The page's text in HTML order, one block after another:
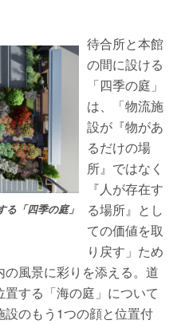
「四季の庭」
待合所と本館
の間に設ける
「四季の庭」
は、「物流施
設が『物があ
るだけの場
所』ではなく
『人が存在す
る場所』とし
ての価値を取
り戻す」ため
風景に彩りを添える。道
する「海の庭」について
のもう1つの顔と位置付